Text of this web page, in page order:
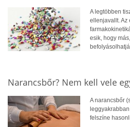
A legtöbben
ellenjavallt. Az
esik, hogy
Narancsbőr? Nem kell vele
A narancsbőr
felszíne